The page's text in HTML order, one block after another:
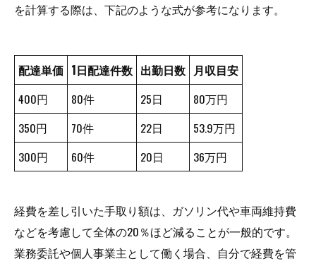
を計算する際は、下記のような式が参考になります。
配達単価 1日配達件数 出勤日数 月収目安
400円
80件 25日
80万円
350円
70件 22日
53.9万円
300円
60件 20日 36万円
経費を差し引いた手取り額は、ガソリン代や車両維持費
などを考慮して全体の20％ほど減ることが一般的です。
業務委託や個人事業主として働く場合、自分で経費を管